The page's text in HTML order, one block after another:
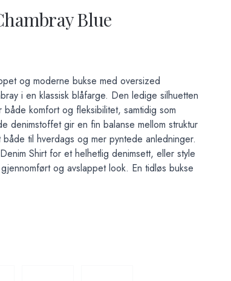
Blue
og moderne bukse med oversized
i en klassisk blåfarge. Den ledige silhuetten
komfort og fleksibilitet, samtidig som
denimstoffet gir en fin balanse mellom struktur
til hverdags og mer pyntede anledninger.
Shirt for et helhetlig denimsett, eller style
og avslappet look. En tidløs bukse